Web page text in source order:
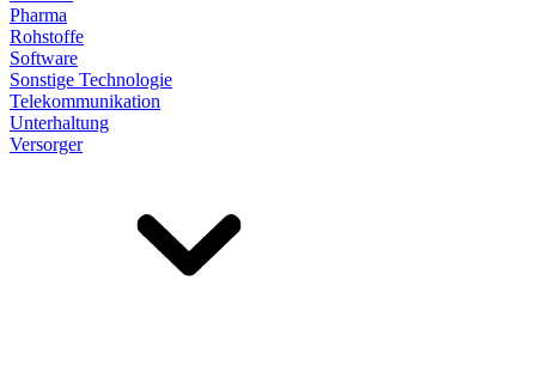
Pharma
Rohstoffe
Software
Sonstige Technologie
Telekommunikation
Unterhaltung
Versorger